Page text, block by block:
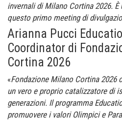
invernali di Milano Cortina 2026.
questo primo meeting di
Arianna Pucci
Coordinator di
Cortina 2026
«Fondazione Milano Cortina 2026
un vero e proprio catalizzatore di
generazioni. Il programma
promuovere i valori Olimpici e